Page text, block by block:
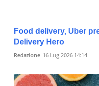
Food delivery, Uber
Delivery Hero
Redazione 16 Lug 2026 14:14